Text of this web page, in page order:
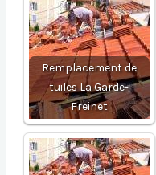
Remplacement de
tuiles La Garde-
Freinet